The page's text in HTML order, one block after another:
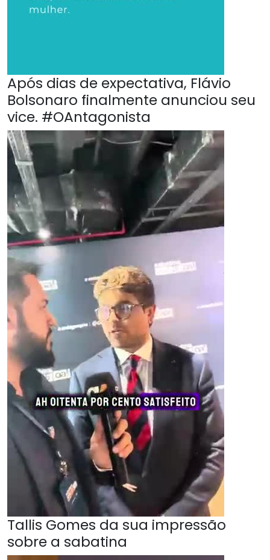
Após dias de expectativa, Flávio
Bolsonaro finalmente anunciou seu
vice. #OAntagonista
Tallis Gomes da sua impressão
sobre a sabatina